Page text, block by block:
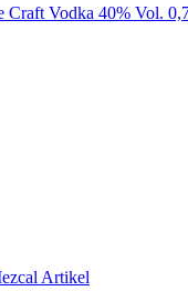
Craft Vodka 40% Vol.
Artikel